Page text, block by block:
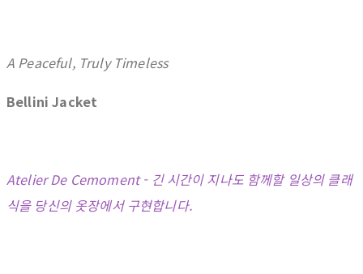
A Peaceful, Truly Timeless
Bellini Jacket
Atelier De Cemoment - 긴 시간이 지나도 함께할 일상의 클래
식을 당신의 옷장에서 구현합니다.